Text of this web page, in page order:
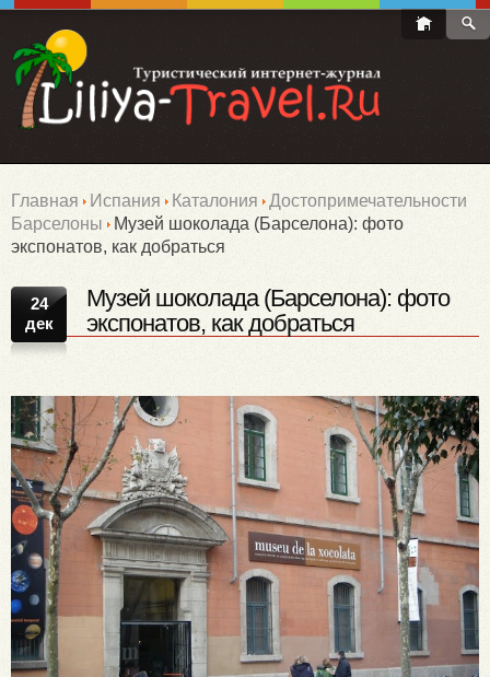
Главная Испания Каталония
Достопримечательности
Барселоны
Музей шоколада (Барселона): фото
экспонатов, как добраться
24
дек
Музей шоколада (Барселона): фото
экспонатов, как добраться